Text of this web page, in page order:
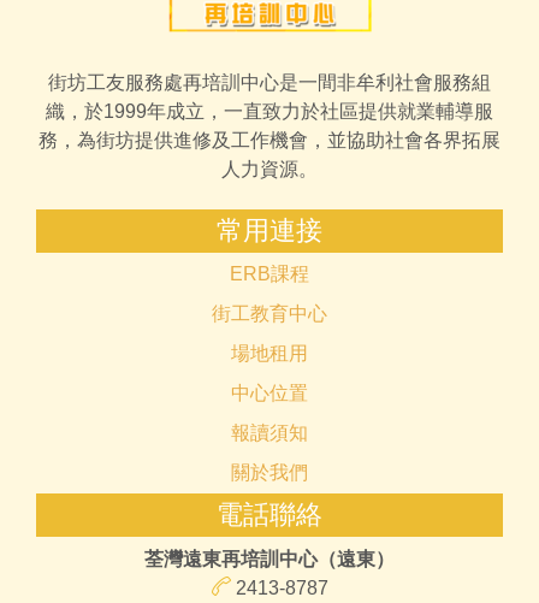
街坊工友服務處再培訓中心是一間非牟利社會服務組
織，於1999年成立，一直致力於社區提供就業輔導服
務，為街坊提供進修及工作機會，並協助社會各界拓展
人力資源。
常用連接
ERB課程
街工教育中心
場地租用
中心位置
報讀須知
關於我們
電話聯絡
荃灣遠東再培訓中心（遠東）
2413-8787